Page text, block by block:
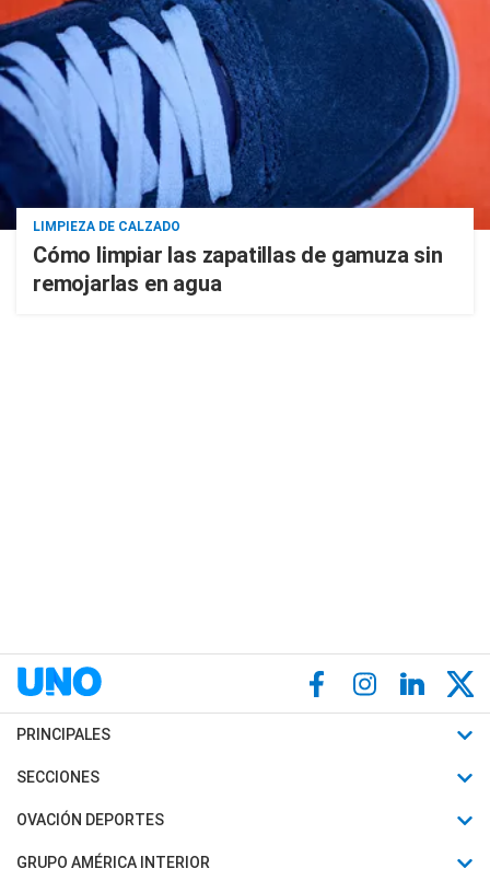
LIMPIEZA DE CALZADO
Cómo limpiar las zapatillas de gamuza sin
remojarlas en agua
PRINCIPALES
Últimas Noticias
Política
SECCIONES
Horóscopo
Motores
OVACIÓN DEPORTES
Fútbol
GRUPO AMÉRICA INTERIOR